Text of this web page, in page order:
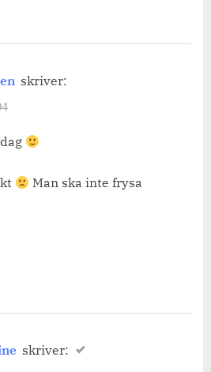
skriver:
Man ska inte frysa
skriver: